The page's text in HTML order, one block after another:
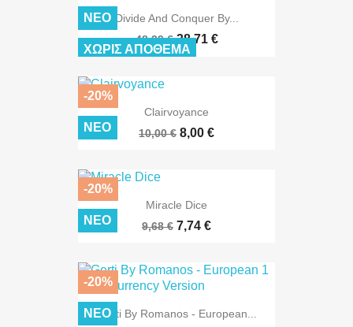
Divide And Conquer By...
48,39 € 38,71 €
ΝΈΟ
ΧΩΡΊΣ ΑΠΌΘΕΜΑ
Clairvoyance
10,00 € 8,00 €
-20%
ΝΈΟ
Miracle Dice
9,68 € 7,74 €
-20%
ΝΈΟ
Gerti By Romanos - European...
-20%
ΝΈΟ